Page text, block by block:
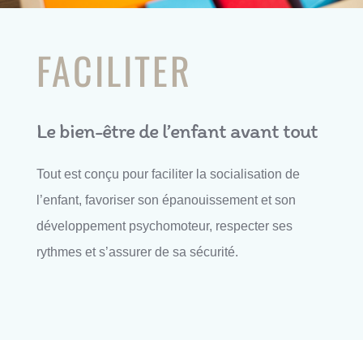
FACILITER
Le bien-être de l’enfant avant tout
Tout est conçu pour faciliter la socialisation de
l’enfant, favoriser son épanouissement et son
développement psychomoteur, respecter ses
rythmes et s’assurer de sa sécurité.